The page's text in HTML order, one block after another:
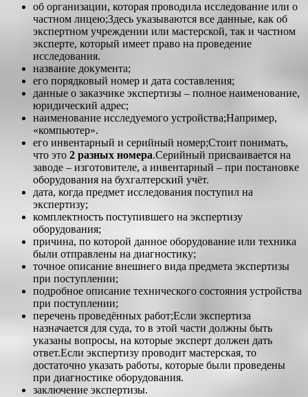
об организации, которая проводила исследование или о
частном лицею;Здесь указываются все данные, как об
экспертном учреждении или мастерской, так и частном
эксперте, который имеет право на проведение
исследования.
название документа;
его порядковый номер и дата составления;
данные о заказчике экспертизы – полное наименование,
юридический адрес;
наименование исследуемого устройства;Например,
«компьютер».
его инвентарный и серийный номер;Стоит понимать,
что это 2 разных номера.Серийный присваивается на
заводе – изготовителе, а инвентарный – при постановке
оборудования на бухгалтерский учёт.
дата, когда предмет исследования поступил на
экспертизу;
комплектность поступившего на экспертизу
оборудования;
причина, по которой данное оборудование или техника
были отправлены на диагностику;
точное описание внешнего вида предмета экспертизы
при поступлении;
подробное описание технического состояния устройства
при поступлении;
перечень проведённых работ;Если экспертиза
назначается для суда, то в этой части должны быть
указаны вопросы, на которые эксперт должен дать
ответ.Если экспертизу проводит мастерская, то
достаточно указать работы, которые были проведены
при диагностике оборудования.
заключение экспертизы.